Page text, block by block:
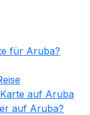
für Aruba?
auf Aruba
auf Aruba?